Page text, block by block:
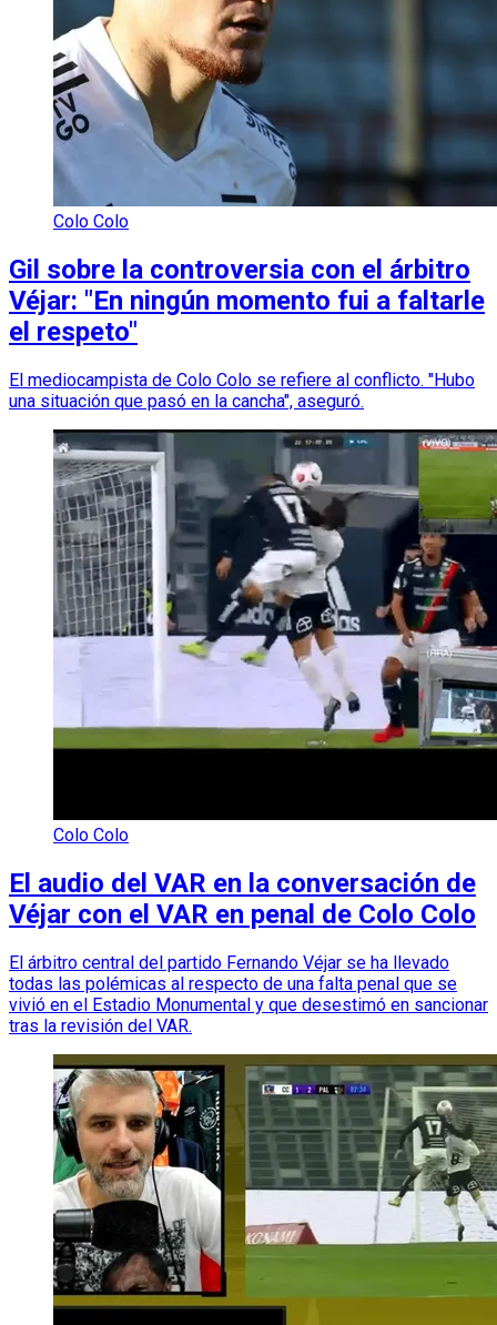
Colo Colo
Gil sobre la controversia con el árbitro
Véjar: "En ningún momento fui a faltarle
el respeto"
El mediocampista de Colo Colo se refiere al conflicto. "Hubo
una situación que pasó en la cancha", aseguró.
Colo Colo
El audio del VAR en la conversación de
Véjar con el VAR en penal de Colo Colo
El árbitro central del partido Fernando Véjar se ha llevado
todas las polémicas al respecto de una falta penal que se
vivió en el Estadio Monumental y que desestimó en sancionar
tras la revisión del VAR.